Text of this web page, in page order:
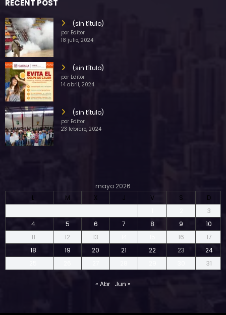
RECENT POST
(sin título)
por Editor
18 julio, 2024
(sin título)
por Editor
14 abril, 2024
(sin título)
por Editor
23 febrero, 2024
mayo 2026
L
M X J V S
D
3
4
5 6 7 8 9
10
11
12 13 16
17
18
19 20 21 22 23
24
31
« Abr Jun »